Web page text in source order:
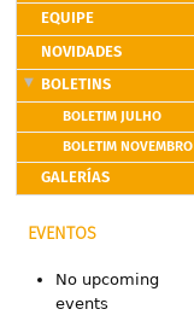
EQUIPE
NOVIDADES
BOLETINS
BOLETIM JULHO
BOLETIM NOVEMBRO
GALERÍAS
EVENTOS
No upcoming
events